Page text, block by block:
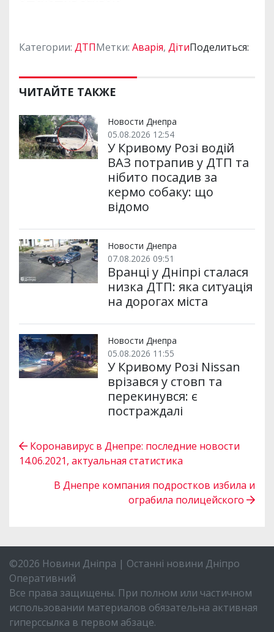
Категории: ДТПМетки: Аварія, ДітиПоделиться:
ЧИТАЙТЕ ТАКЖЕ
Новости Днепра
05.08.2026 12:54
У Кривому Розі водій
ВАЗ потрапив у ДТП та
нібито посадив за
кермо собаку: що
відомо
Новости Днепра
07.08.2026 09:51
Вранці у Дніпрі сталася
низка ДТП: яка ситуація
на дорогах міста
Новости Днепра
05.08.2026 11:55
У Кривому Розі Nissan
врізався у стовп та
перекинувся: є
постраждалі
Коронавирус в Днепре: последние новости
14.06.2021, актуальная статистика
В Днепре компания подростков избила и
ограбила полицейского
©2026 Новини Дніпра | Останні новини Дніпро
Оперативний
Все права защищены. При полном или частичном
использовании материалов обязательна активная
гиперссылка в первом абзаце.